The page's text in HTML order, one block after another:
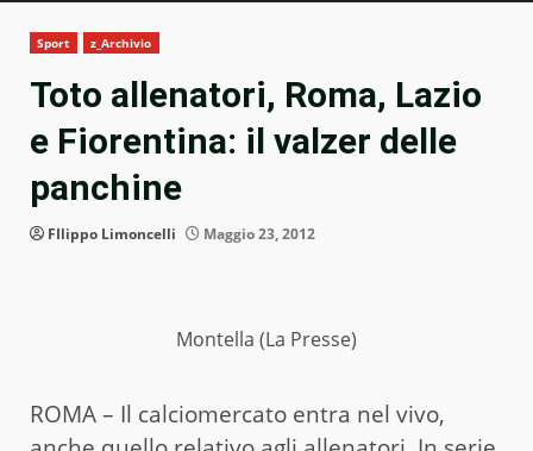
Sport z_Archivio
Toto allenatori, Roma, Lazio
e Fiorentina: il valzer delle
panchine
FIlippo Limoncelli Maggio 23, 2012
Montella (La Presse)
ROMA – Il calciomercato entra nel vivo,